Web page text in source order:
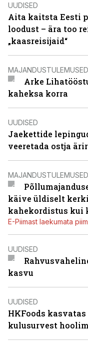
UUDISED
Aita kaitsta Eesti
loodust – ära too
„kaasreisijaid“
MAJANDUSTULEMUSED
Arke
kaheksa korra
UUDISED
Jaekettide
veeretada ostja
MAJANDUSTULEMUSED
käive üldiselt
kahekordistus kui
E-Piimast laekumata
UUDISED
kasvu
UUDISED
HKFoods
kulusurvest